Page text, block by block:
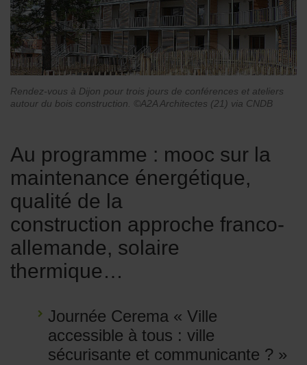
Rendez-vous à Dijon pour trois jours de conférences et ateliers
autour du bois construction. ©A2A Architectes (21) via CNDB
Au programme : mooc sur la
maintenance énergétique,
qualité de la
construction approche franco-
allemande, solaire
thermique…
Journée Cerema « Ville
accessible à tous : ville
sécurisante et communicante ? »